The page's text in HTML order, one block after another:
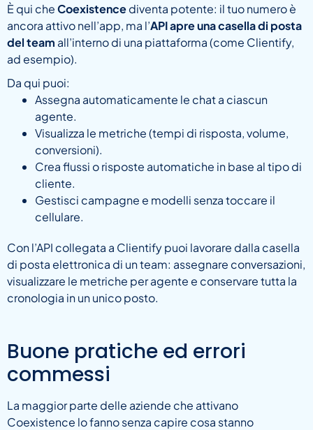
È qui cheCoexistencediventa potente: il tuo numero è
ancora attivo nell’app, ma l’API apre una casella di posta
del team all’interno di una piattaforma (come Clientify,
ad esempio).
Da qui puoi:
Assegna automaticamente le chat a ciascun
agente.
Visualizza le metriche (tempi di risposta, volume,
conversioni).
Crea flussi o risposte automatiche in base al tipo di
cliente.
Gestisci campagne e modelli senza toccare il
cellulare.
Con l’API collegata a Clientify puoi lavorare dalla casella
di posta elettronica di un team: assegnare conversazioni,
visualizzare le metriche per agente e conservare tutta la
cronologia in un unico posto.
Buone pratiche ed errori
commessi
La maggior parte delle aziende che attivano
Coexistence lo fanno senza capire cosa stanno